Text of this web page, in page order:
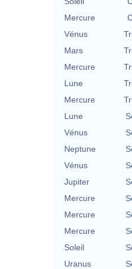
Mercure
Vénus
Mars
Mercure
Lune
Mercure
Lune
Vénus
Neptune
Vénus
Jupiter
Mercure
Mercure
Mercure
Soleil
Uranus